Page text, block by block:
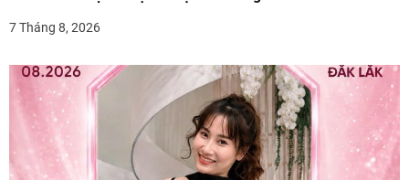
7 Tháng 8, 2026